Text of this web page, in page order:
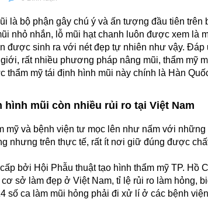
là bộ phận gây chú ý và ấn tượng đầu tiên
nhỏ nhắn, lỗ mũi hạt chanh luôn được xem là
được sinh ra với nét đẹp tự nhiên như vậy.
rất nhiều phương pháp nâng mũi, thẩm mỹ
mỹ tái định hình mũi này chính là Hàn
mũi còn nhiều rủi ro tại Việt Nam
mỹ và bệnh viện tư mọc lên như nấm với những
nhưng trên thực tế, rất ít nơi giữ đúng được
bởi Hội Phẫu thuật tạo hình thẩm mỹ TP. Hồ
sở làm đẹp ở Việt Nam, tỉ lệ rủi ro làm hỏng,
số ca làm mũi hỏng phải đi xử lí ở các bệnh